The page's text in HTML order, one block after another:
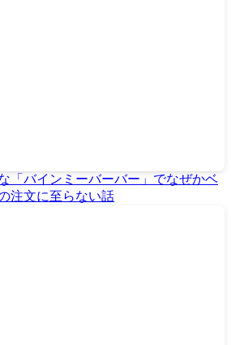
「バインミーバーバー」でなぜかベ
注文に至らない話